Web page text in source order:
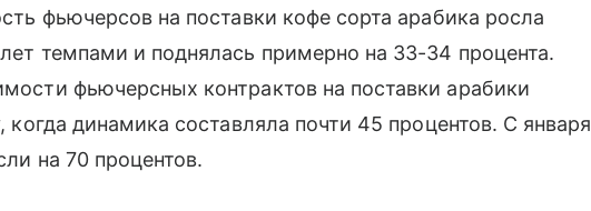
фьючерсов на поставки кофе сорта арабика росла
темпами и поднялась примерно на 33-34 процента.
фьючерсных контрактов на поставки арабики
когда динамика составляла почти 45 процентов. С января
на 70 процентов.